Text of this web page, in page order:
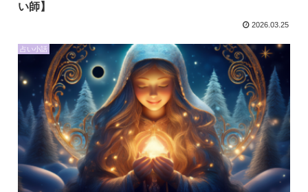
い師】
2026.03.25
占い小話